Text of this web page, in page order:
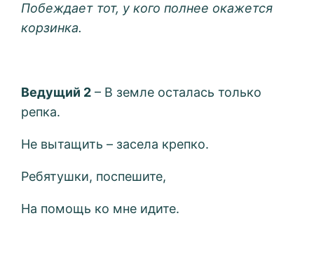
Побеждает тот, у кого полнее окажется
корзинка.
Ведущий 2 – В земле осталась только
репка.
Не вытащить – засела крепко.
Ребятушки, поспешите,
На помощь ко мне идите.